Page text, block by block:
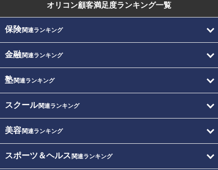
オリコン顧客満足度ランキング一覧
保険関連ランキング
金融関連ランキング
塾関連ランキング
スクール関連ランキング
美容関連ランキング
スポーツ＆ヘルス 関連ランキング